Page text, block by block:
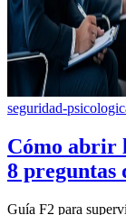
seguridad-
Cómo abrir
8 preguntas
Guía F2 para